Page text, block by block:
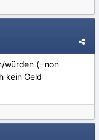
würden (=non
kein Geld